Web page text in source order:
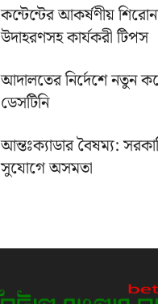
কন্টেন্টের আকর্ষণীয়
উদাহরণসহ কার্যকরী টিপস
আদালতের নির্দেশে নতুন
ডেসটিনি
আন্তঃক্যাডার বৈষম্য:
সুযোগে অসমতা